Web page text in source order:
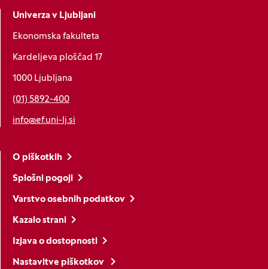
Univerza v Ljubljani
Ekonomska fakulteta
Kardeljeva ploščad 17
1000 Ljubljana
(01) 5892-400
info@ef.uni-lj.si
O piškotkih
Splošni pogoji
Varstvo osebnih podatkov
Kazalo strani
Izjava o dostopnosti
Nastavitve piškotkov